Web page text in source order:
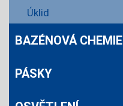
Úklid
BAZÉNOVÁ CHEMIE
PÁSKY